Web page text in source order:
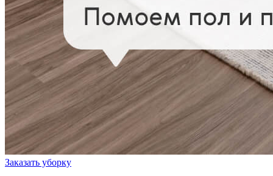
Заказать уборку